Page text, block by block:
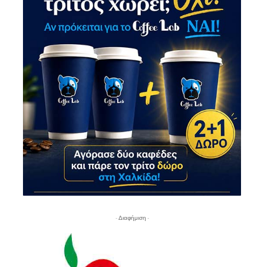
- Διαφήμιση -